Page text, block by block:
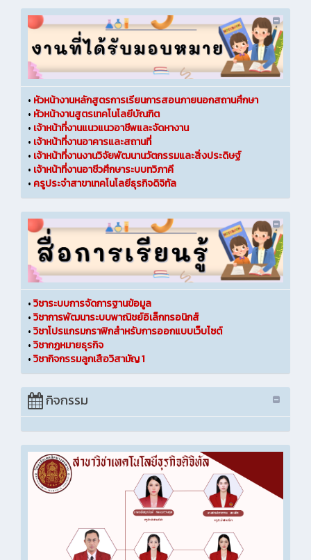
• หัวหน้างานหลักสูตรการเรียนการสอนภายนอกสถานศึกษา
• หัวหน้างานสูตรเทคโนโลยีบัณฑิต
• เจ้าหน้าที่งานแนวแนวอาชีพและจัดหางาน
• เจ้าหน้าที่งานอาคารและสถานที่
• เจ้าหน้าที่งานงานวิจัยพัฒนานวัตกรรมและสิ่งประดิษฐ์
• เจ้าหน้าที่งานอาชีวศึกษาระบบทวิภาคี
• ครูประจำสาขาเทคโนโลยีธุรกิจดิจิทัล
•วิชาระบบการจัดการฐานข้อมูล
•วิชาการพัฒนาระบบพาณิชย์อิเล็กทรอนิกส์
•วิชาโปรแกรมกราฟิกสำหรับการออกแบบเว็บไซต์
•วิชากฏหมายธุรกิจ
•วิชากิจกรรมลูกเสือวิสามัญ 1
กิจกรรม